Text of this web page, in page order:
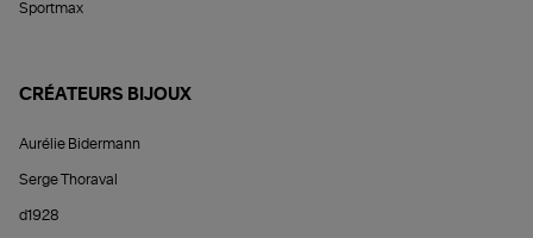
Sportmax
CRÉATEURS BIJOUX
Aurélie Bidermann
Serge Thoraval
d1928